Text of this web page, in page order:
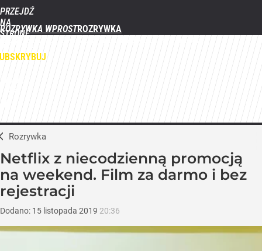
PRZEJDŹ
NA
STRONĘ
WPROST.PL
ROZRYWKA WPROST
Rozrywka
Netflix z niecodzienną promocją
na weekend. Film za darmo i bez
rejestracji
Dodano: 15 listopada 2019 20:36